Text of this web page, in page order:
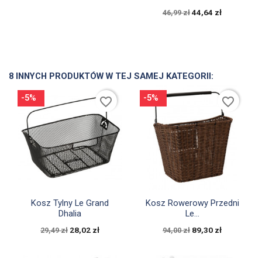
46,99 zł 44,64 zł
8 INNYCH PRODUKTÓW W TEJ SAMEJ KATEGORII:
Szybki podgląd
Kosz Tylny Le Grand
Dhalia
29,49 zł 28,02 zł
-5% favorite_border
Szybki podgląd
Kosz Rowerowy Przedni
Le...
94,00 zł 89,30 zł
-5% favorite_border